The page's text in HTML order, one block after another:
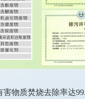
物质焚烧去除率达